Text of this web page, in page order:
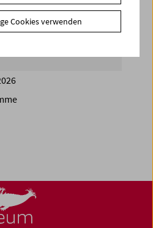
Cookies verwenden